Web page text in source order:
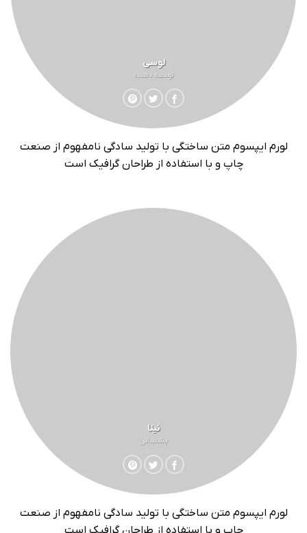
لوسی
توسعه دهنده
لورم ایپسوم متن ساختگی با تولید سادگی نامفهوم از صنعت
چاپ و با استفاده از طراحان گرافیک است
نینا
پشتیبانی
لورم ایپسوم متن ساختگی با تولید سادگی نامفهوم از صنعت